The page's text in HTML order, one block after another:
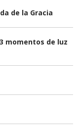
de la Gracia
momentos de luz